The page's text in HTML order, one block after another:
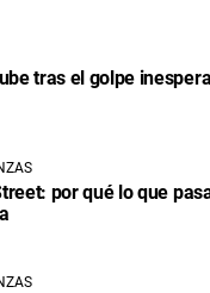
tras el golpe
por qué lo que